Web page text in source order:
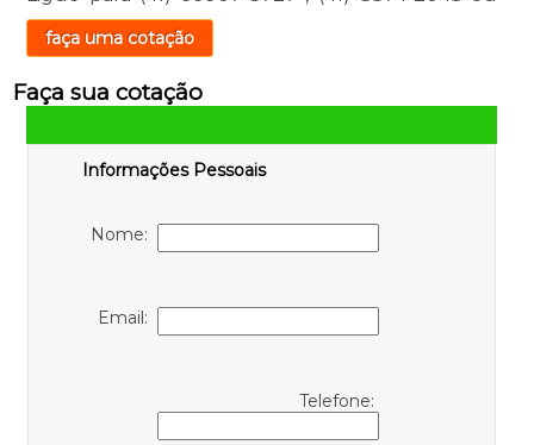
faça uma cotação
Faça sua cotação
Informações Pessoais
Nome:
Email:
Telefone: